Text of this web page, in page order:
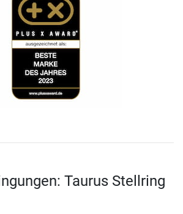
Taurus Stellring